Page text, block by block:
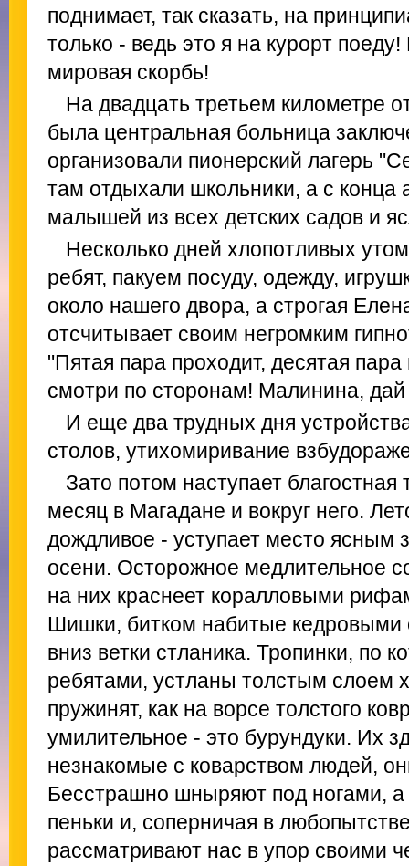
поднимает, так сказать, на
только - ведь это я на курорт
мировая скорбь!
На двадцать третьем километре
была центральная больница
организовали пионерский лагерь
там отдыхали школьники, а с конца
малышей из всех детских садов и
Несколько дней хлопотливых
ребят, пакуем посуду, одежду,
около нашего двора, а строгая
отсчитывает своим негромким
"Пятая пара проходит, десятая
смотри по сторонам! Малинина, дай
И еще два трудных дня
столов, утихомиривание
Зато потом наступает
месяц в Магадане и вокруг него.
дождливое - уступает место
осени. Осторожное медлительное
на них краснеет коралловыми
Шишки, битком набитые кедровыми
вниз ветки стланика. Тропинки, по
ребятами, устланы толстым слоем
пружинят, как на ворсе толстого
умилительное - это бурундуки. Их
незнакомые с коварством людей,
Бесстрашно шныряют под ногами, а
пеньки и, соперничая в
рассматривают нас в упор своими